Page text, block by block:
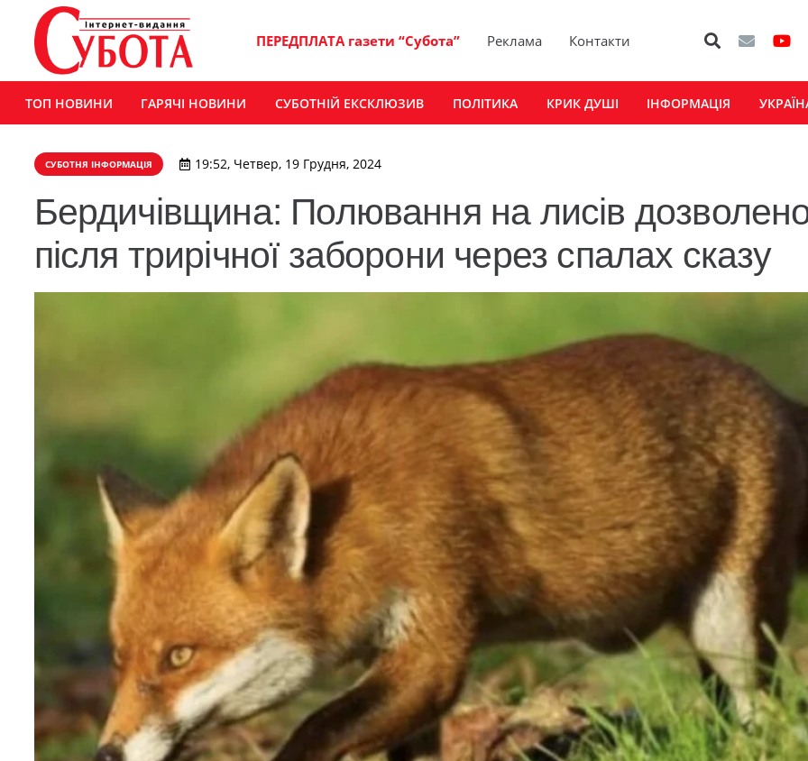
ПЕРЕДПЛАТА газети “Субота” Реклама Контакти
ТОП НОВИНИ ГАРЯЧІ НОВИНИ СУБОТНІЙ ЕКСКЛЮЗИВ ПОЛІТИКА КРИК ДУШІ ІНФОРМАЦІЯ
СУБОТНЯ ІНФОРМАЦІЯ 19:52, Четвер, 19 Грудня, 2024
Бердичівщина: Полювання на лисів
після трирічної заборони через спалах сказу